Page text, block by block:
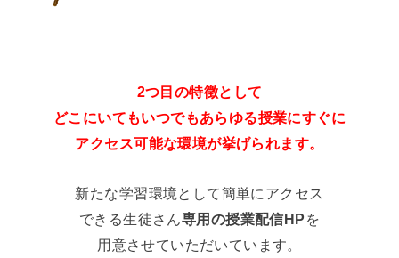
2つ目の特徴として
どこにいてもいつでもあらゆる授業にすぐに
アクセス可能な環境が挙げられます。
新たな学習環境として簡単にアクセス
できる生徒さん専用の授業配信HP を
用意させていただいています。